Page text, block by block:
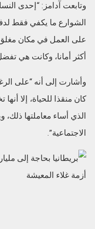
وتابعت آدامز: “إحدى
الشوارع ما يكفي فقط
على العمل في مكان
أكثر أمانا، وكانت هي
وأشارت إلى أنه “على
كان منقذا للحياة، إلا
الذي أساء معاملتها
الاجتماعية”.